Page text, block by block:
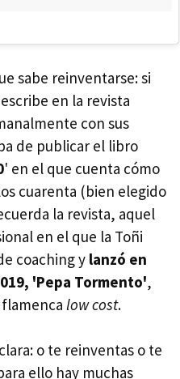
sabe reinventarse: si
en la revista
con sus
de publicar el libro
' en el que cuenta cómo
cuarenta (bien elegido
la revista, aquel
en el que la Toñi
coaching y lanzó en
'Pepa Tormento',
low cost.
o te reinventas o te
ello hay muchas